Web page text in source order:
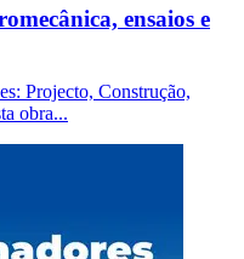
ensaios e
Projecto, Construção,
obra...